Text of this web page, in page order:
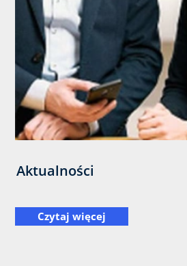
Aktualności
Czytaj więcej